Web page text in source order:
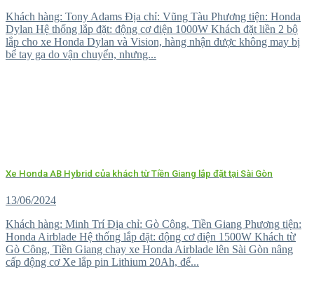
Khách hàng: Tony Adams Địa chỉ: Vũng Tàu Phương tiện: Honda
Dylan Hệ thống lắp đặt: động cơ điện 1000W Khách đặt liền 2 bộ
lắp cho xe Honda Dylan và Vision, hàng nhận được không may bị
bể tay ga do vận chuyển, nhưng...
Xe Honda AB Hybrid của khách từ Tiền Giang lắp đặt tại Sài Gòn
13/06/2024
Khách hàng: Minh Trí Địa chỉ: Gò Công, Tiền Giang Phương tiện:
Honda Airblade Hệ thống lắp đặt: động cơ điện 1500W Khách từ
Gò Công, Tiền Giang chạy xe Honda Airblade lên Sài Gòn nâng
cấp động cơ Xe lắp pin Lithium 20Ah, để...